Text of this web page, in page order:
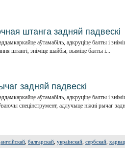
штанга задняй падвескі
аўтамабіль, адкруціце балты і
штангі, зніміце шайбы, выміце балты і...
задняй падвескі
аўтамабіль, адкруціце балты і
спецінструмент, адлучыце ніжні рычаг
англійскай балгарскай украінскай сербскай